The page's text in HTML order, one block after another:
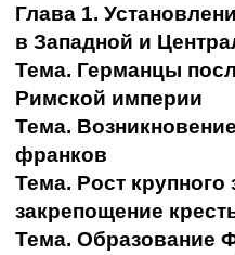
Глава 1.
в Западной и
Тема. Германцы
Римской империи
Тема.
франков
Тема. Рост
закрепощение
Тема. Образование